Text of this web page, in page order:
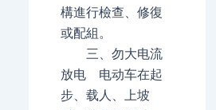
構進行檢查、修復
或配組。
三、勿大电流
放电 电动车在起
步、载人、上坡